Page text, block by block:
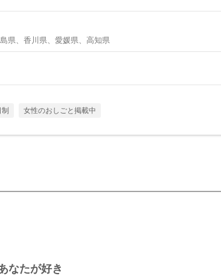
県、香川県、愛媛県、高知県
制 女性のおしごと掲載中
なたが好き